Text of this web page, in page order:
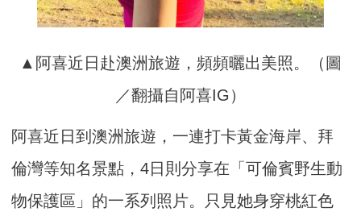
▲阿喜近日赴澳洲旅遊，頻頻曬出美照。（圖
／翻攝自阿喜IG）
阿喜近日到澳洲旅遊，一連打卡黃金海岸、拜
倫灣等知名景點，4日則分享在「可倫賓野生動
物保護區」的一系列照片。只見她身穿桃紅色